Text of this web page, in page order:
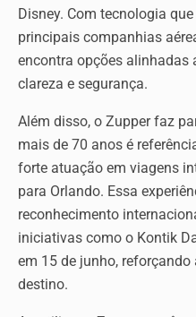
Disney. Com tecnologia
principais companhias
encontra opções alinhadas
clareza e segurança.
Além disso, o Zupper faz
mais de 70 anos é
forte atuação em viagens
para Orlando. Essa
reconhecimento
iniciativas como o Kontik
em 15 de junho,
destino.